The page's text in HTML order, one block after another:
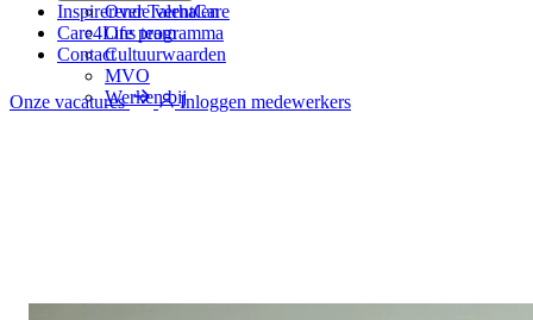
Over TalentCare
Ons team
Cultuurwaarden
MVO
Werken bij
Inspirerende verhalen
Care4Life programma
Contact
Onze vacatures Inloggen medewerkers